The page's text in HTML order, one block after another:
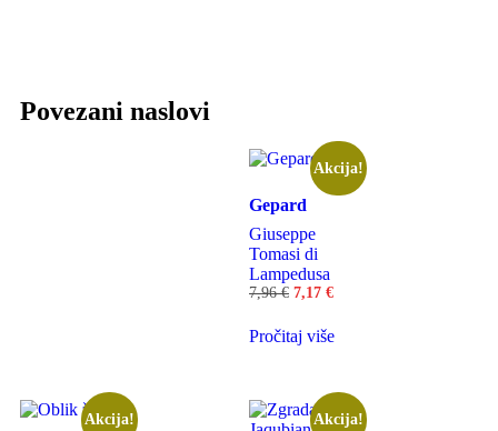
Povezani naslovi
Akcija!
Gepard
Giuseppe
Tomasi di
Lampedusa
7,96€ 7,17 €
Pročitaj više
Akcija! Akcija!